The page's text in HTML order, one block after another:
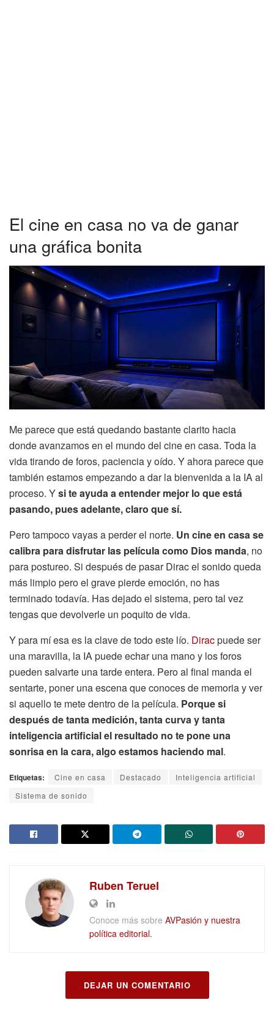
El cine en casa no va de ganar
una gráfica bonita
Me parece que está quedando bastante clarito hacia
donde avanzamos en el mundo del cine en casa. Toda la
vida tirando de foros, paciencia y oído. Y ahora parece que
también estamos empezando a dar la bienvenida a la IA al
proceso. Ysi te ayuda a entender mejor lo que está
pasando, pues adelante, claro que sí.
Pero tampoco vayas a perder el norte. Un cine en casa se
calibra para disfrutar las película como Dios manda, no
para postureo. Si después de pasar Dirac el sonido queda
más limpio pero el grave pierde emoción, no has
terminado todavía. Has dejado el sistema, pero tal vez
tengas que devolverle un poquito de vida.
Y para mí esa es la clave de todo este lío. Diracpuede ser
una maravilla, la IA puede echar una mano y los foros
pueden salvarte una tarde entera. Pero al final manda el
sentarte, poner una escena que conoces de memoria y ver
si aquello te mete dentro de la película. Porque si
después de tanta medición, tanta curva y tanta
inteligencia artificial el resultado no te pone una
sonrisa en la cara, algo estamos haciendo mal.
Etiquetas: Cine en casa Destacado
Inteligencia artificial
Sistema de sonido
Ruben Teruel
Conoce más sobre AVPasión y nuestra
política editorial.
DEJAR UN COMENTARIO